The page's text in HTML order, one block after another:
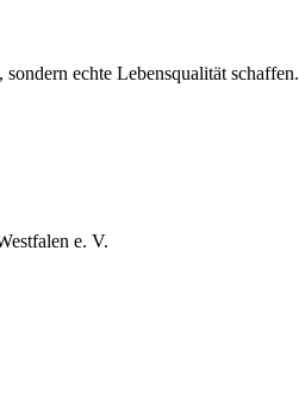
echte Lebensqualität schaffen.